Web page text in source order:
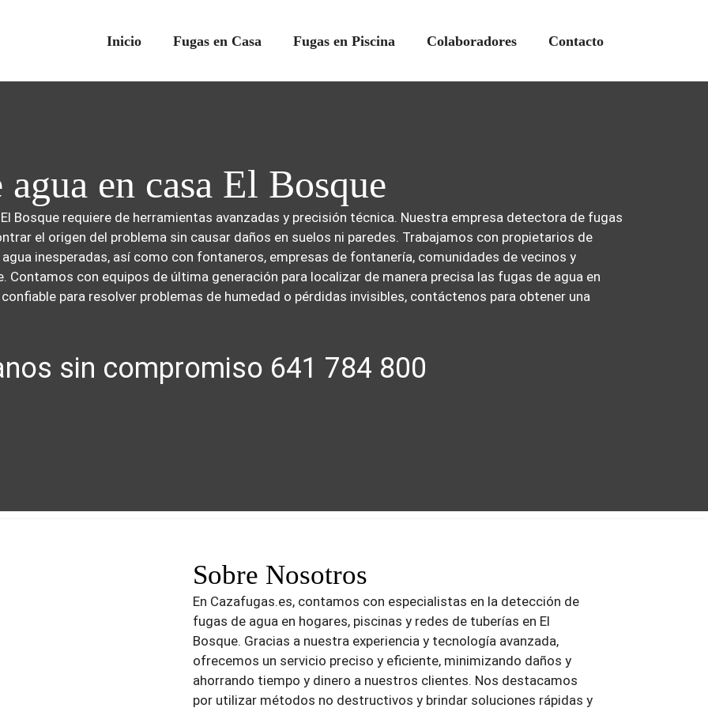
Inicio Fugas en Casa Fugas en Piscina Colaboradores Contacto
en casa El Bosque
Bosque requiere de herramientas avanzadas y precisión técnica. Nuestra empresa detectora de fugas
el origen del problema sin causar daños en suelos ni paredes. Trabajamos con propietarios de
inesperadas, así como con fontaneros, empresas de fontanería, comunidades de vecinos y
Contamos con equipos de última generación para localizar de manera precisa las fugas de agua en
para resolver problemas de humedad o pérdidas invisibles, contáctenos para obtener una
sin compromiso 641 784 800
Sobre Nosotros
En Cazafugas.es, contamos con especialistas en la detección de
fugas de agua en hogares, piscinas y redes de tuberías en El
Bosque. Gracias a nuestra experiencia y tecnología avanzada,
ofrecemos un servicio preciso y eficiente, minimizando daños y
ahorrando tiempo y dinero a nuestros clientes. Nos destacamos
por utilizar métodos no destructivos y brindar soluciones rápidas y